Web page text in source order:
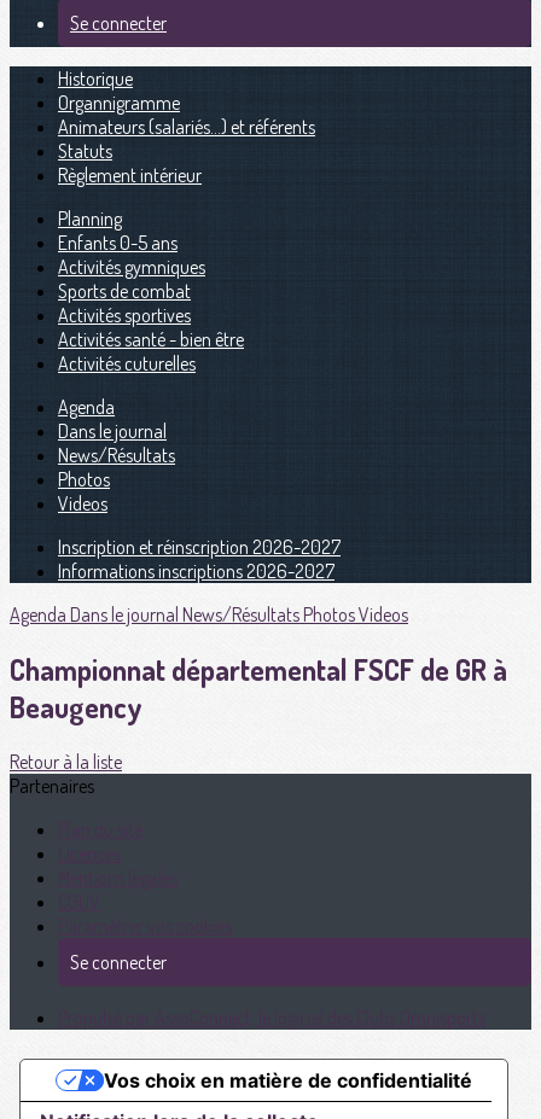
Se connecter
Historique
Organnigramme
Animateurs (salariés...) et référents
Statuts
Règlement intérieur
Planning
Enfants 0-5 ans
Activités gymniques
Sports de combat
Activités sportives
Activités santé - bien être
Activités cuturelles
Agenda
Dans le journal
News/Résultats
Photos
Videos
Inscription et réinscription 2026-2027
Informations inscriptions 2026-2027
Agenda Dans le journal News/RésultatsPhotosVideos
Championnat départemental FSCF de GR à
Beaugency
Retour à la liste
Partenaires
Se connecter
Vos choix en matière de confidentialité